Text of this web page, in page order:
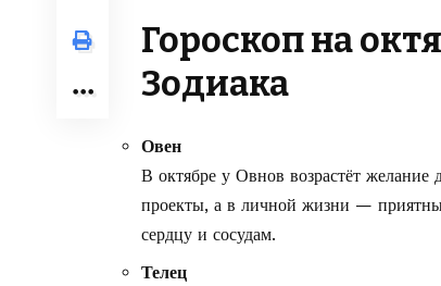
Гороскоп на
Зодиака
Овен
В октябре у Овнов возрастёт
проекты, а в личной жизни —
сердцу и сосудам.
Телец